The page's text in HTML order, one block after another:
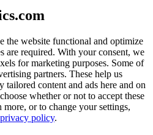
the website functional and optimize
are required. With your consent, we
for marketing purposes. Some of
partners. These help us
content and ads here and on
whether or not to accept these
or to change your settings,
policy.